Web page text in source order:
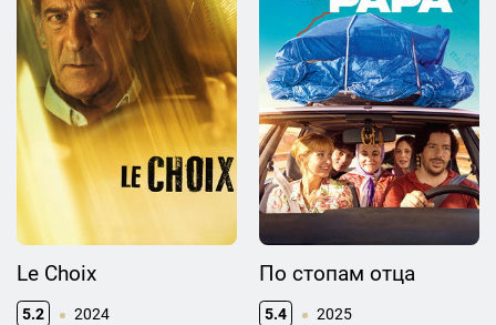
Le Choix
5.2 2024
По стопам отца
5.4 2025